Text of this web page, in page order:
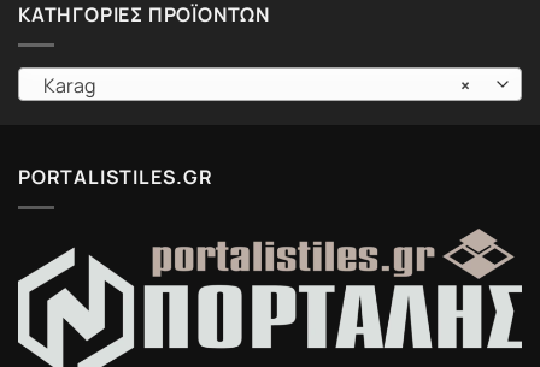
ΚΑΤΗΓΟΡΊΕΣ ΠΡΟΪΌΝΤΩΝ
×
Karag
PORTALISTILES.GR